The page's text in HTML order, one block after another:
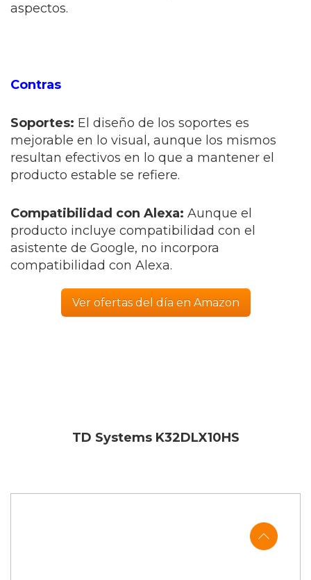
aspectos.
Contras
Soportes: El diseño de los soportes es
mejorable en lo visual, aunque los mismos
resultan efectivos en lo que a mantener el
producto estable se refiere.
Compatibilidad con Alexa: Aunque el
producto incluye compatibilidad con el
asistente de Google, no incorpora
compatibilidad con Alexa.
Ver ofertas del día en Amazon
TD Systems K32DLX10HS